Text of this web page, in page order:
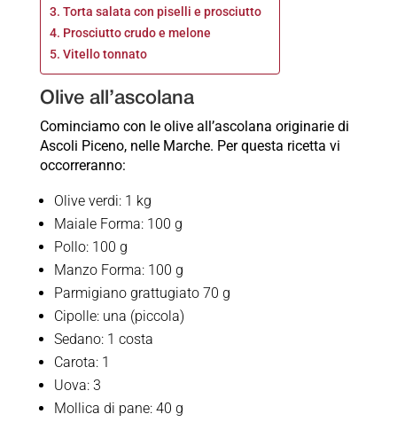
Torta salata con piselli e prosciutto
Prosciutto crudo e melone
Vitello tonnato
Olive all’ascolana
Cominciamo con le olive all’ascolana originarie di
Ascoli Piceno, nelle Marche. Per questa ricetta vi
occorreranno:
Olive verdi: 1 kg
Maiale Forma: 100 g
Pollo: 100 g
Manzo Forma: 100 g
Parmigiano grattugiato 70 g
Cipolle: una (piccola)
Sedano: 1 costa
Carota: 1
Uova: 3
Mollica di pane: 40 g